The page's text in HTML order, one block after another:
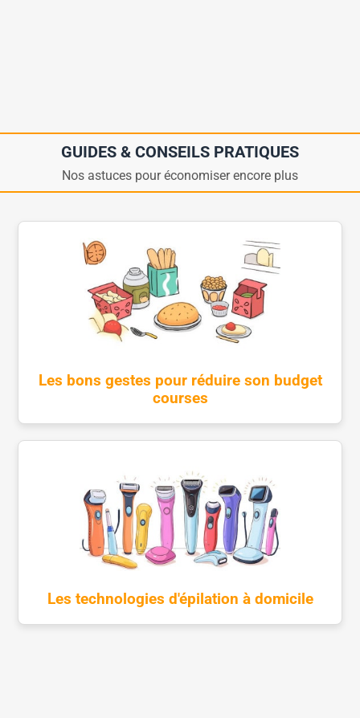
GUIDES & CONSEILS PRATIQUES
Nos astuces pour économiser encore plus
Les bons gestes pour réduire son budget
courses
Les technologies d'épilation à domicile